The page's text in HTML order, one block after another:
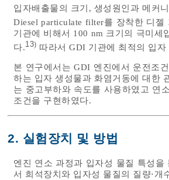
입자배출물의 크기, 생성원인과 메커
Diesel particulate filter를 장착한 디
기관에 비해서 100 nm 크기의 극미
다.13) 따라서 GDI 기관에 최적의 입
본 연구에서는 GDI 엔진에서 운전조
하는 입자 생성물과 화염거동에 대한
는 중고부하와 속도를 사용하였고 연
조건을 구현하였다.
2. 실험장치 및 방법
엔진 연소 과정과 입자성 물질 특성
서 희석장치와 입자성 물질의 질량⋅